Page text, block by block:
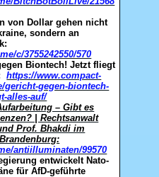
von Dollar gehen nicht
sondern an
c/3755242550/570
Biontech! Jetzt fliegt
https://www.compact-
gericht-gegen-biontech-
alles-auf/
– Gibt es
| Rechtsanwalt
Prof. Bhakdi im
antiilluminaten/99570
entwickelt Nato-
für AfD-geführte